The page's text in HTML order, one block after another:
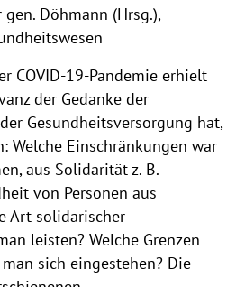
Döhmann (Hrsg.),
COVID-19-Pandemie erhielt
der Gedanke der
Gesundheitsversorgung hat,
Welche Einschränkungen war
aus Solidarität z. B.
von Personen aus
Art solidarischer
leisten? Welche Grenzen
sich eingestehen? Die